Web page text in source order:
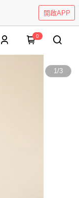
開啟APP
0
1/3